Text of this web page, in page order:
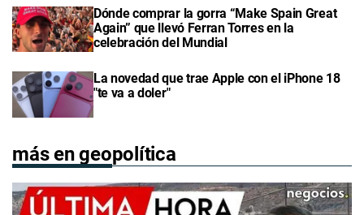
Dónde comprar la gorra “Make Spain Great
Again” que llevó Ferran Torres en la
celebración del Mundial
La novedad que trae Apple con el iPhone 18
"te va a doler"
más en geopolítica